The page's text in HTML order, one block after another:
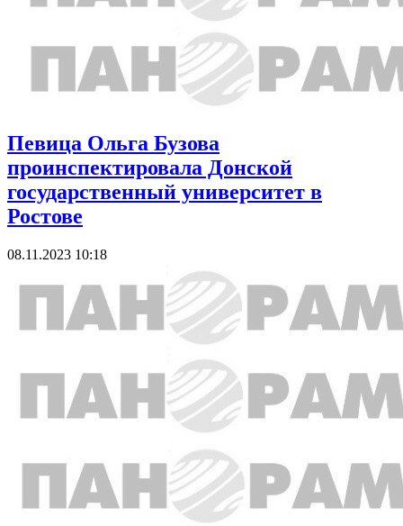
Певица Ольга Бузова
проинспектировала Донской
государственный университет в
Ростове
08.11.2023 10:18